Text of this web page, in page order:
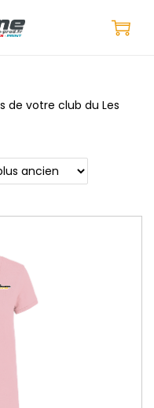
de votre club du Les